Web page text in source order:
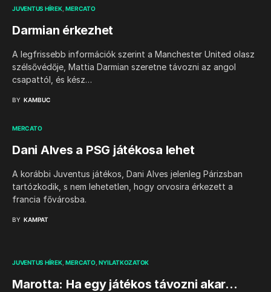
JUVENTUS HÍREK MERCATO
Darmian érkezhet
A legfrissebb információk szerint a Manchester United olasz
szélsővédője, Mattia Darmian szeretne távozni az angol
csapattól, és kész…
BY KAMBUC
MERCATO
Dani Alves a PSG játékosa lehet
A korábbi Juventus játékos, Dani Alves jelenleg Párizsban
tartózkodik, s nem lehetetlen, hogy orvosira érkezett a
francia fővárosba.
BY KAMPAT
JUVENTUS HÍREK MERCATO NYILATKOZATOK
Marotta: Ha egy játékos távozni akar…